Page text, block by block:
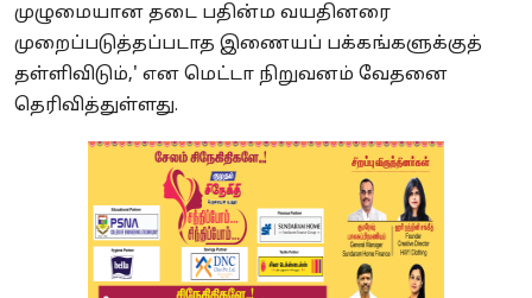
முழுமையான தடை பதின்ம வயதினரை
முறைப்படுத்தப்படாத இணையப் பக்கங்களுக்குத்
தள்ளிவிடும்,' என மெட்டா நிறுவனம் வேதனை
தெரிவித்துள்ளது.